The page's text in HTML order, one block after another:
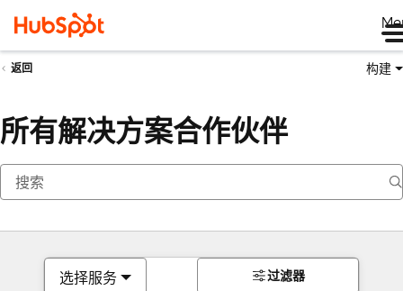
返回 构建
所有解决方案合作伙伴
选择服务 过滤器